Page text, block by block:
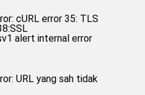
cURL error 35: TLS
alert internal error
URL yang sah tidak